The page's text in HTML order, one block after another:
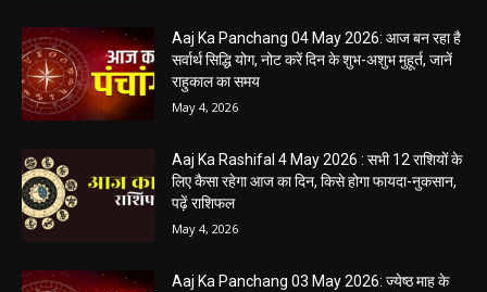
Aaj Ka Panchang 04 May 2026: आज बन रहा है
सर्वार्थ सिद्धि योग, नोट करें दिन के शुभ-अशुभ मुहूर्त, जानें
राहुकाल का समय
May 4, 2026
Aaj Ka Rashifal 4 May 2026 : सभी 12 राशियों के
लिए कैसा रहेगा आज का दिन, किसे होगा फायदा-नुकसान,
पढ़ें राशिफल
May 4, 2026
Aaj Ka Panchang 03 May 2026: ज्येष्ठ माह के